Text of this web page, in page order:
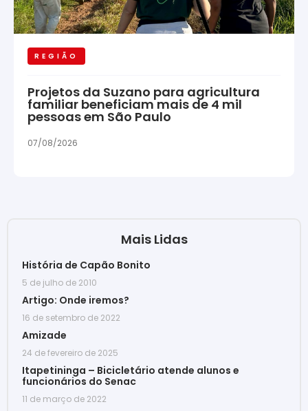
REGIÃO
Projetos da Suzano para agricultura
familiar beneficiam mais de 4 mil
pessoas em São Paulo
07/08/2026
Mais Lidas
História de Capão Bonito
5 de julho de 2010
Artigo: Onde iremos?
16 de setembro de 2022
Amizade
24 de fevereiro de 2025
Itapetininga – Bicicletário atende alunos e
funcionários do Senac
11 de março de 2022